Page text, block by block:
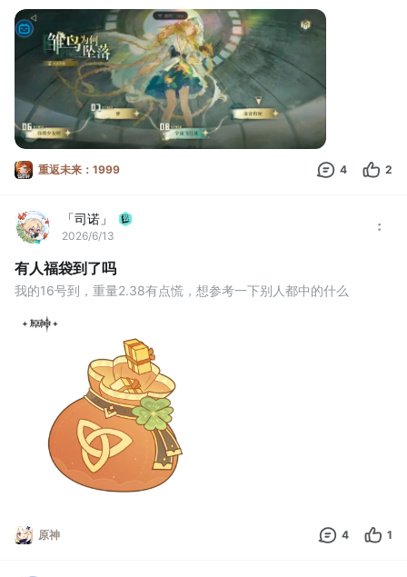
重返未来：1999 4 2
「司诺」
2026/6/13
有人福袋到了吗
我的16号到，重量2.38有点慌，想参考一下别人都中的什么
原神 4 1